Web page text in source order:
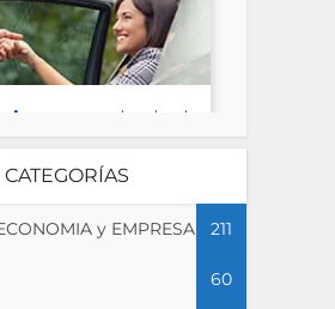
CATEGORÍAS
y EMPRESA 211
60